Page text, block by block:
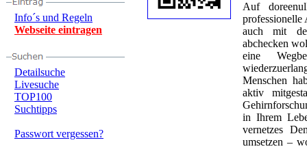
Info´s und Regeln
Webseite eintragen
Detailsuche
Livesuche
TOP100
Suchtipps
Passwort vergessen?
Auf
auch mit
abchecken
eine
Menschen
aktiv
in Ihrem
vernetzes
umsetzen –